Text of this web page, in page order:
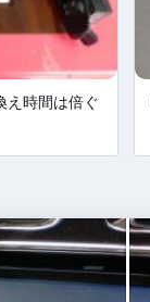
え時間は倍ぐ